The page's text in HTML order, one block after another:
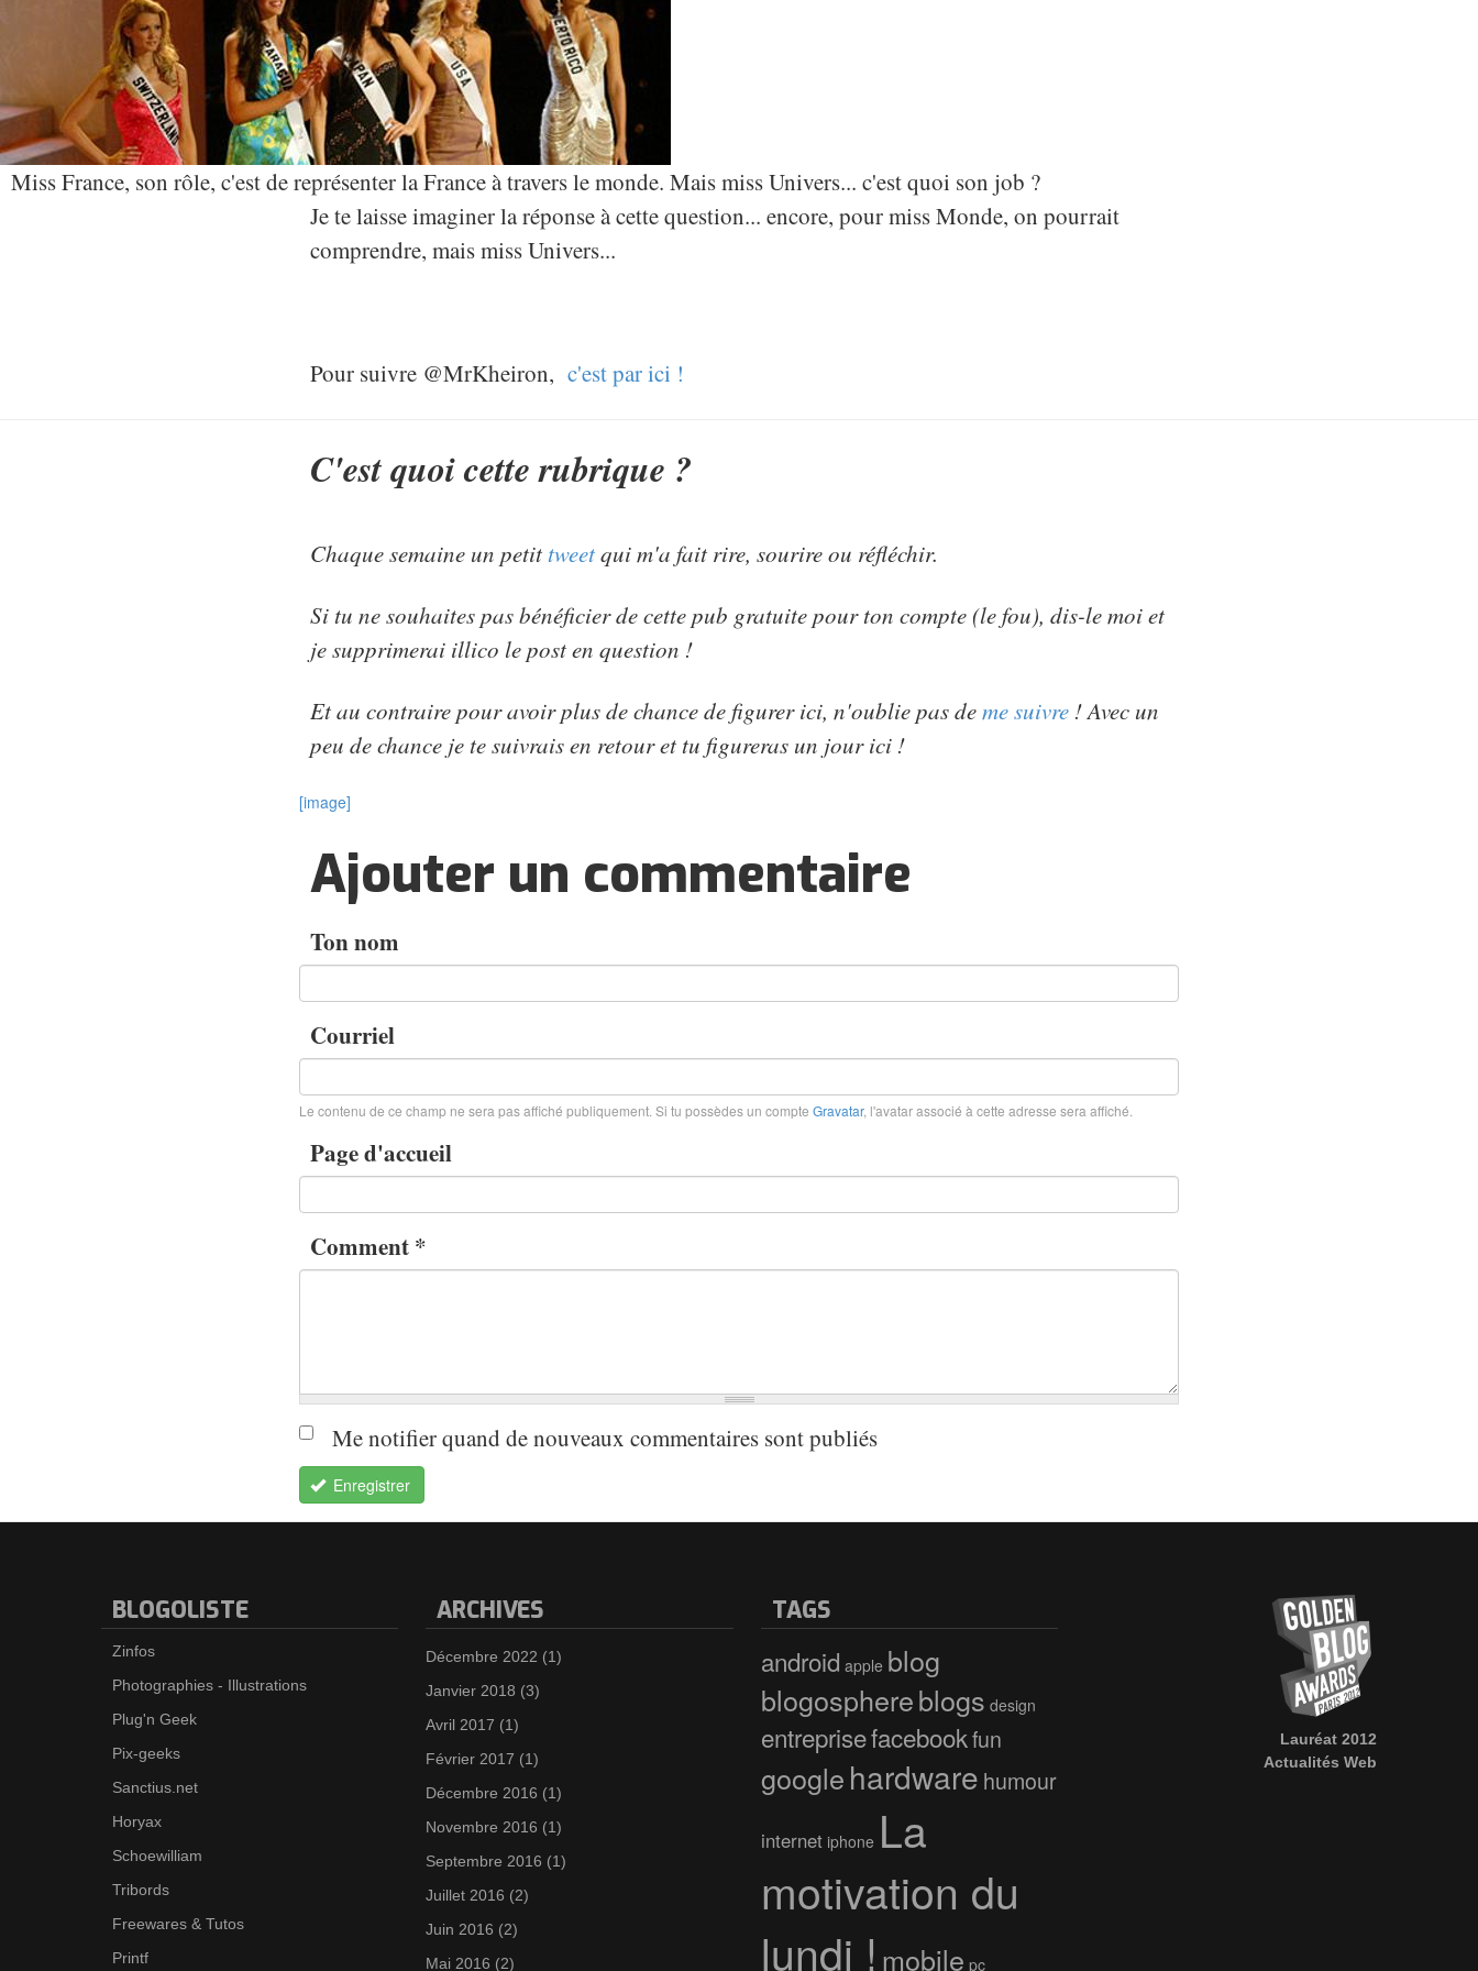
Miss France, son rôle, c'est de représenter la France à travers le monde. Mais miss Univers... c'est quoi son job ?
Je te laisse imaginer la réponse à cette question... encore, pour miss Monde, on pourrait
comprendre, mais miss Univers...
Pour suivre @MrKheiron, c'est par ici !
C'est quoi cette rubrique ?
Chaque semaine un petit tweetqui m'a fait rire, sourire ou réfléchir.
Si tu ne souhaites pas bénéficier de cette pub gratuite pour ton compte (le fou), dis-le moi et
je supprimerai illico le post en question !
Et au contraire pour avoir plus de chance de figurer ici, n'oublie pas deme suivre ! Avec un
peu de chance je te suivrais en retour et tu figureras un jour ici !
[image]
Ajouter un commentaire
Ton nom
Courriel
Le contenu de ce champ ne sera pas affiché publiquement. Si tu possèdes un compte Gravatar, l'avatar associé à cette adresse sera affiché.
Page d'accueil
Comment *
Me notifier quand de nouveaux commentaires sont publiés
Enregistrer
BLOGOLISTE
Zinfos
Photographies - Illustrations
Plug'n Geek
Pix-geeks
Sanctius.net
Horyax
Schoewilliam
Tribords
Freewares & Tutos
Printf
ARCHIVES
Décembre 2022 (1)
Janvier 2018 (3)
Avril 2017 (1)
Février 2017 (1)
Décembre 2016 (1)
Novembre 2016 (1)
Septembre 2016 (1)
Juillet 2016 (2)
Juin 2016 (2)
Mai 2016 (2)
TAGS
android apple blog
blogosphereblogs design
entreprisefacebookfun
googlehardware humour
internet iphone La
motivation du
lundi ! mobile pc
Lauréat 2012
Actualités Web